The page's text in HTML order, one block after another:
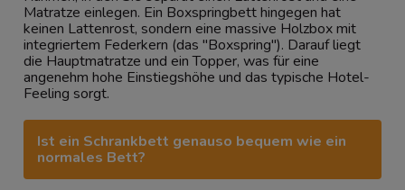
Matratze einlegen. Ein Boxspringbett hingegen hat
keinen Lattenrost, sondern eine massive Holzbox mit
integriertem Federkern (das "Boxspring"). Darauf liegt
die Hauptmatratze und ein Topper, was für eine
angenehm hohe Einstiegshöhe und das typische Hotel-
Feeling sorgt.
Ist ein Schrankbett genauso bequem wie ein
normales Bett?